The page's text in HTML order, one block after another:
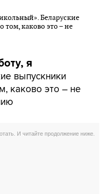
я
выпускники
каково это – не